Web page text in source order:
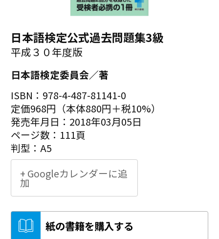
日本語検定公式過去問題集3級
平成３０年度版
日本語検定委員会／著
ISBN：978-4-487-81141-0
定価968円（本体880円＋税10%）
発売年月日：2018年03月05日
ページ数：111頁
判型：A5
+ Googleカレンダーに追
加
紙の書籍を購入する